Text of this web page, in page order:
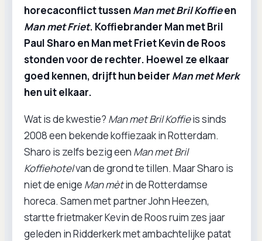
horecaconflict tussenMan met Bril Koffieen
Man met Friet. Koffiebrander Man met Bril
Paul Sharo en Man met Friet Kevin de Roos
stonden voor de rechter. Hoewel ze elkaar
goed kennen, drijft hun beider Man met Merk
hen uit elkaar.
Wat is de kwestie? Man met Bril Koffieis sinds
2008 een bekende koffiezaak in Rotterdam.
Sharo is zelfs bezig een Man met Bril
Koffiehotelvan de grond te tillen. Maar Sharo is
niet de enige Man mètin de Rotterdamse
horeca. Samen met partner John Heezen,
startte frietmaker Kevin de Roos ruim zes jaar
geleden in Ridderkerk met ambachtelijke patat